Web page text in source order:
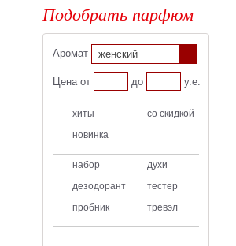
Подобрать парфюм
Аромат женский
Цена от до у.е.
хиты
со скидкой
новинка
набор
духи
дезодорант
тестер
пробник
тревэл